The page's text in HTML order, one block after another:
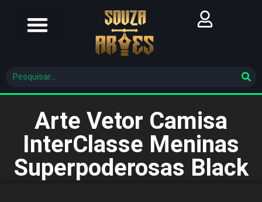
Arte Vetor Camisa
InterClasse Meninas
Superpoderosas Black